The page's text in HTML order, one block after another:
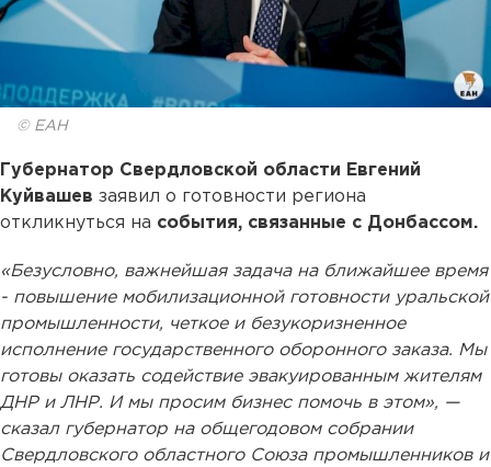
© ЕАН
Губернатор Свердловской области Евгений
Куйвашев заявил о готовности региона
откликнуться на события, связанные с Донбассом.
«Безусловно, важнейшая задача на ближайшее время
- повышение мобилизационной готовности уральской
промышленности, четкое и безукоризненное
исполнение государственного оборонного заказа. Мы
готовы оказать содействие эвакуированным жителям
ДНР и ЛНР. И мы просим бизнес помочь в этом», —
сказал губернатор на общегодовом собрании
Свердловского областного Союза промышленников и